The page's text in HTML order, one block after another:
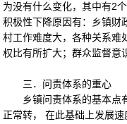
为没有什么变化，其中有2
积极性下降原因有：乡镇财
村工作难度大，各种关系难
权比有所扩大；群众监督意
三．问责体系的重心
乡镇问责体系的基本点有
正常转， 在此基础上发展